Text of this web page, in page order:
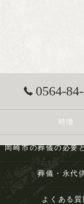
0564-
特徴
岡崎市の葬儀の必要
葬儀・永代
よくある質